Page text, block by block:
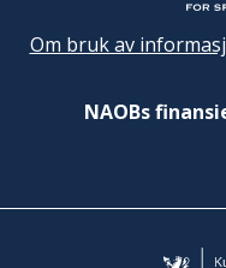
Om bruk av
NAOBs